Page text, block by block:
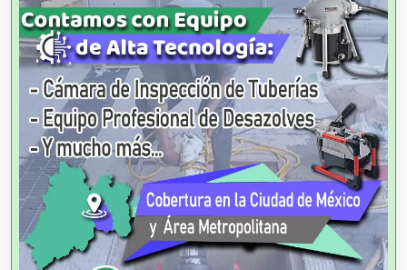
Aire Acondicionado
Alarmas
Albercas
Alimentos